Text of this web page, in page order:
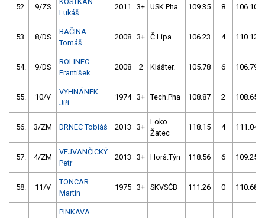
52. 9/ZS
Lukáš
2011 3+ USK Pha 109.35 8 106.10
53. 8/DS
BAČINA
Tomáš
2008 3+ Č.Lípa 106.23 4 110.12
54. 9/DS
ROLINEC
František
2008 2 Klášter. 105.78 6 106.79
55. 10/V
VYHNÁNEK
Jiří
1974 3+ Tech.Pha 108.87 2 108.65
56. 3/ZM DRNEC Tobiáš 2013 3+
Loko
Žatec
118.15 4 111.04
57. 4/ZM
VEJVANČICKÝ
Petr
2013 3+ Horš.Týn 118.56 6 109.25
58. 11/V
TONCAR
Martin
1975 3+ SKVSČB 111.26 0 110.68
PINKAVA